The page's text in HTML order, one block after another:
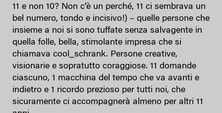
11 e non 10? Non c’è un perché, 11 ci sembrava un
bel numero, tondo e incisivo!) – quelle persone che
insieme a noi si sono tuffate senza salvagente in
quella folle, bella, stimolante impresa che si
chiamava cool_schrank. Persone creative,
visionarie e sopratutto coraggiose. 11 domande
ciascuno, 1 macchina del tempo che va avanti e
indietro e 1 ricordo prezioso per tutti noi, che
sicuramente ci accompagnerà almeno per altri 11